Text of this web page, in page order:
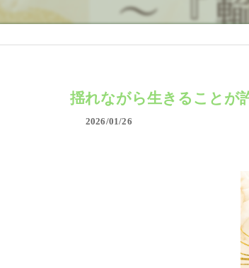
揺れながら生きることが
2026/01/26